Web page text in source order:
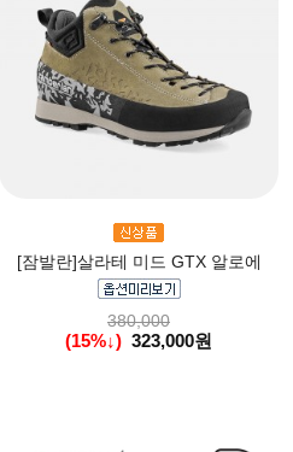
[잠발란]살라테 미드 GTX 알로에
380,000
(15%↓) 323,000원